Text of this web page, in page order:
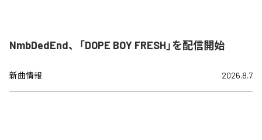
NmbDedEnd、「DOPE BOY FRESH」を配信開始
新曲情報 2026.8.7